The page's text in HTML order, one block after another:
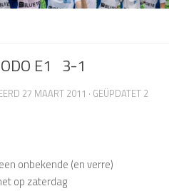
E1 3-1
27 MAART 2011 · GEÜPDATET 2
onbekende (en verre)
op zaterdag